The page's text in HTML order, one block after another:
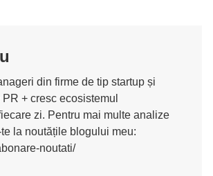
din firme de tip startup și
+ cresc ecosistemul
zi. Pentru mai multe analize
la noutățile blogului meu:
noutati/